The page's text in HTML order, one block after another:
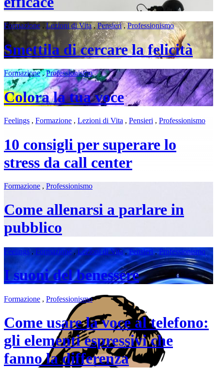
Formazione , Lezioni di Vita,Pensieri,Professionismo
Smettila di cercare la felicità
Formazione,Professionismo
Colora la tua voce
Feelings , Formazione , Lezioni di Vita , Pensieri , Professionismo
10 consigli per superare lo
stress da call center
Formazione , Professionismo
Come allenarsi a parlare in
pubblico
Feelings , Formazione,Lezioni di Vita ,Pensieri ,Professionismo
I suoni del benessere
Formazione , Professionismo
Come usare la voce al telefono:
gli elementi espressivi che
fanno la differenza